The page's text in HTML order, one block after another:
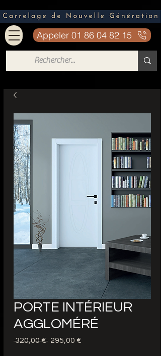
Appeler 01 86 04 82 15
PORTE INTÉRIEUR
AGGLOMÉRÉ
320,00 € Precio
295,00 €